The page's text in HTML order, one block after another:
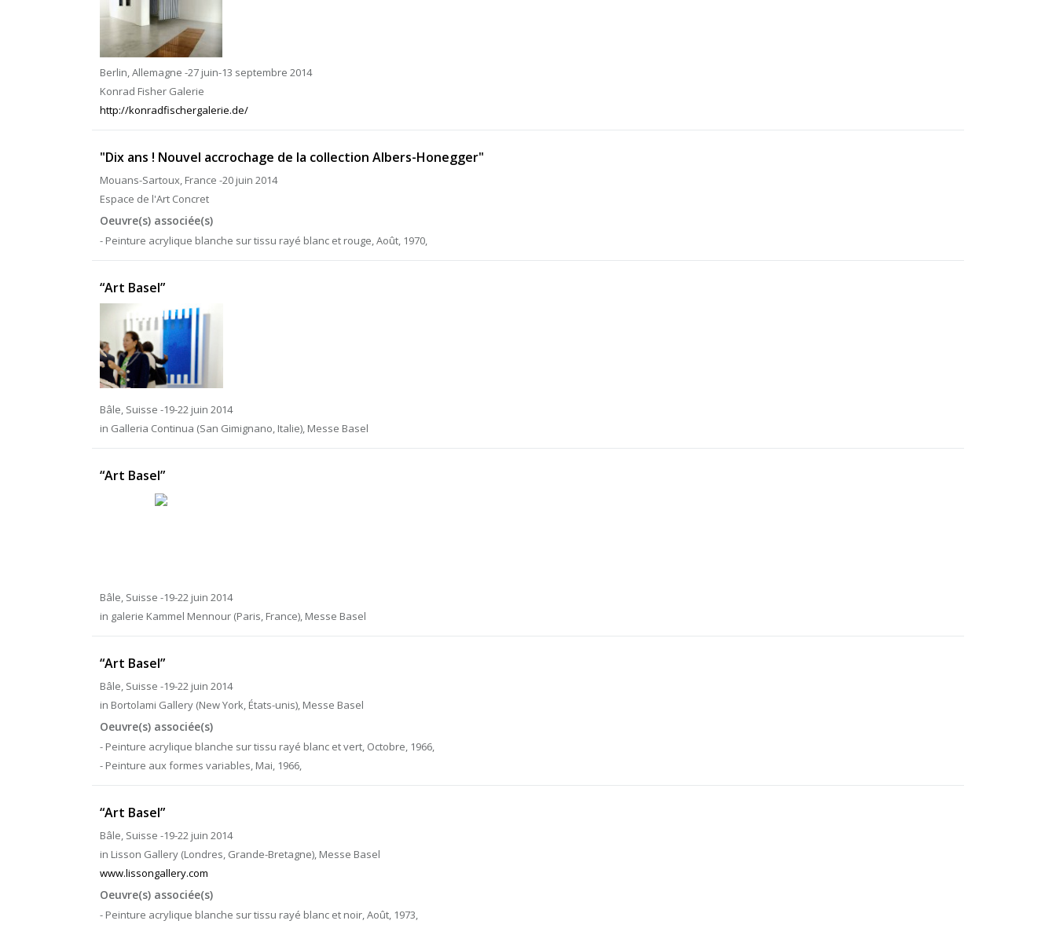
Berlin, Allemagne -27 juin-13 septembre 2014
Konrad Fisher Galerie
http://konradfischergalerie.de/
"Dix ans ! Nouvel accrochage de la collection Albers-Honegger"
Mouans-Sartoux, France -20 juin 2014
Espace de l'Art Concret
Oeuvre(s) associée(s)
- Peinture acrylique blanche sur tissu rayé blanc et rouge, Août, 1970,
“Art Basel”
Bâle, Suisse -19-22 juin 2014
in Galleria Continua (San Gimignano, Italie), Messe Basel
“Art Basel”
Bâle, Suisse -19-22 juin 2014
in galerie Kammel Mennour (Paris, France), Messe Basel
“Art Basel”
Bâle, Suisse -19-22 juin 2014
in Bortolami Gallery (New York, États-unis), Messe Basel
Oeuvre(s) associée(s)
- Peinture acrylique blanche sur tissu rayé blanc et vert, Octobre, 1966,
- Peinture aux formes variables, Mai, 1966,
“Art Basel”
Bâle, Suisse -19-22 juin 2014
in Lisson Gallery (Londres, Grande-Bretagne), Messe Basel
www.lissongallery.com
Oeuvre(s) associée(s)
- Peinture acrylique blanche sur tissu rayé blanc et noir, Août, 1973,